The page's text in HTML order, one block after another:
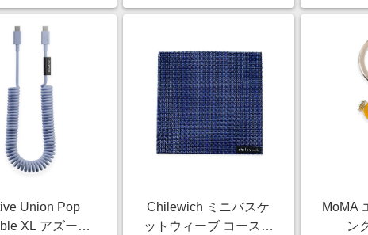
Union Pop
XL アズー
Chilewich ミニバスケ
ットウィーブ コースタ
MoMA
ン